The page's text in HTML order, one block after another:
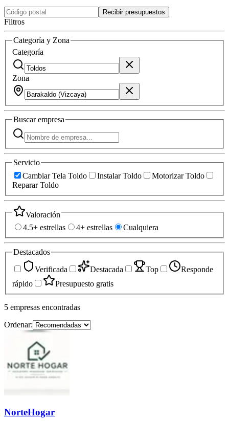
Recibir presupuestos
Filtros
Categoría y Zona
Categoría
Zona
Buscarempresa
Servicio
Cambiar Tela Toldo
Instalar Toldo
Motorizar Toldo
Reparar Toldo
Valoración
4.5+ estrellas
4+ estrellas Cualquiera
Destacados
Verificada
Destacada Top
Responde
rápido
Presupuesto gratis
5 empresas encontradas
Ordenar:
NorteHogar